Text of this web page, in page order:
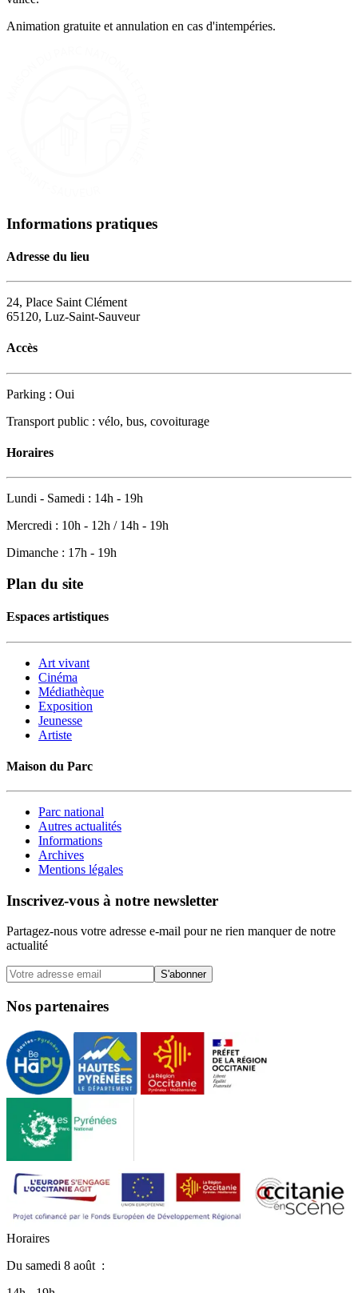
Animation gratuite et annulation en cas d'intempéries.
Informations pratiques
Adresse du lieu
24, Place Saint Clément
65120, Luz-Saint-Sauveur
Accès
Parking : Oui
Transport public : vélo, bus, covoiturage
Horaires
Lundi - Samedi : 14h - 19h
Mercredi : 10h - 12h / 14h - 19h
Dimanche : 17h - 19h
Plan du site
Espaces artistiques
Art vivant
Cinéma
Médiathèque
Exposition
Jeunesse
Artiste
Maison du Parc
Parc national
Autres actualités
Informations
Archives
Mentions légales
Inscrivez-vous à notre newsletter
Partagez-nous votre adresse e-mail pour ne rien manquer de notre
actualité
S'abonner
Nos partenaires
Horaires
Du samedi 8 août :